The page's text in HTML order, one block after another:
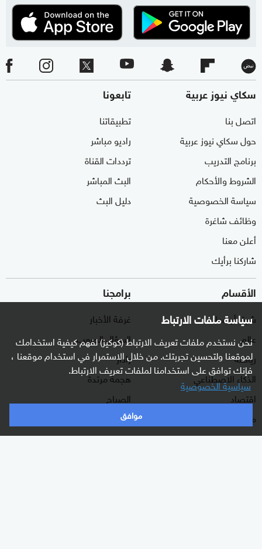
سياسة ملفات الارتباط
نحن نستخدم ملفات تعريف الارتباط (كوكيز) لفهم كيفية استخدامك
لموقعنا ولتحسين تجربتك. من خلال الاستمرار في استخدام موقعنا ،
فإنك توافق على استخدامنا لملفات تعريف الارتباط.
سياسية الخصوصية
موافق
سكاي نيوز عربية
اتصل بنا
حول سكاي نيوز عربية
برنامج التدريب
الشروط والأحكام
سياسة الخصوصية
وظائف شاغرة
أعلن معنا
شاركنا برأيك
تابعونا
تطبيقاتنا
راديو مباشر
ترددات القناة
البث المباشر
دليل البث
الأقسام
شرق أوسط
عالم
رياضة
الذكاء الاصطناعي
اقتصاد
منوعات
برامجنا
غرفة الأخبار
السؤال الصعب
رادار
هجمة مرتدة
الصباح
كلينيك
وثائقيات